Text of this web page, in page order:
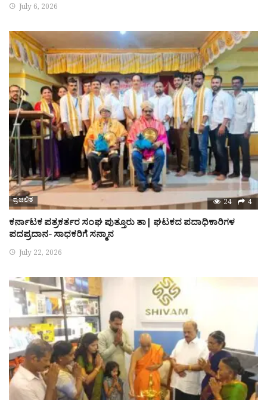
July 6, 2026
ಪ್ರಚಲಿತ 24 4
ಕರ್ನಾಟಕ ಪತ್ರಕರ್ತರ ಸಂಘ ಪುತ್ತೂರು ತಾ| ಘಟಕದ ಪದಾಧಿಕಾರಿಗಳ
ಪದಪ್ರದಾನ- ಸಾಧಕರಿಗೆ ಸನ್ಮಾನ
July 22, 2026